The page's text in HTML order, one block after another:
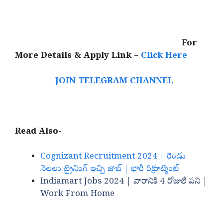
For
More Details & Apply Link – Click Here
JOIN TELEGRAM CHANNEL
Read Also-
Cognizant Recruitment 2024 | రెండు
నెలలు ట్రైనింగ్ ఇచ్చి జాబ్ | భారీ రిక్రూట్మెంట్
Indiamart Jobs 2024 | వారానికి 4 రోజులే పని |
Work From Home